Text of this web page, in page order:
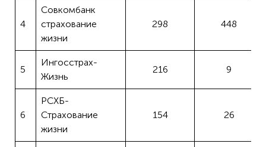
4
Совкомбанк
страхование
жизни
298 448
5
Ингосстрах-
Жизнь
216 9
6
РСХБ-
Страхование
жизни
154 26